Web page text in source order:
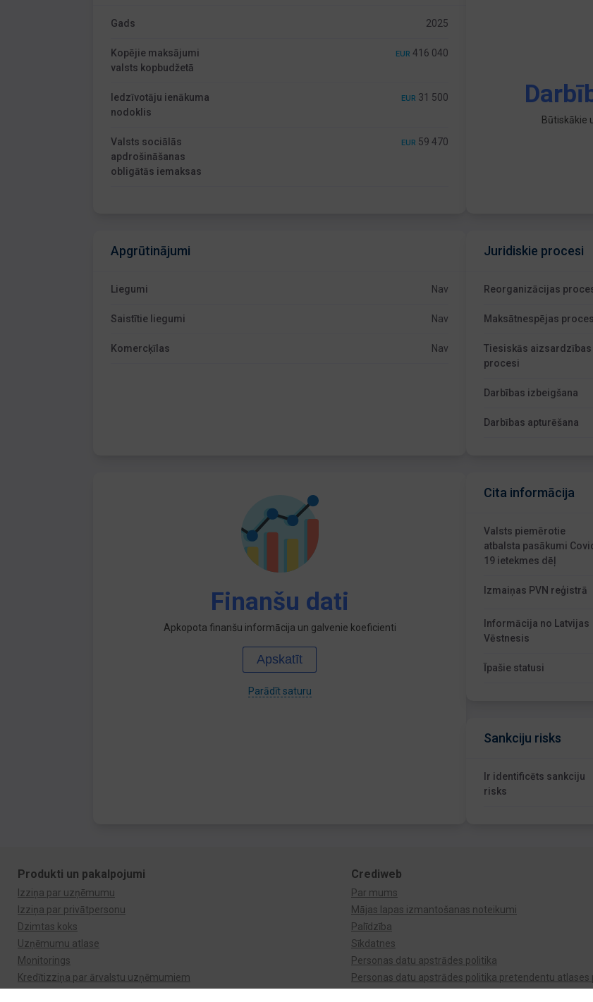
Gads 2025
Kopējie maksājumi
valsts kopbudžetā
EUR 416 040
Iedzīvotāju ienākuma
nodoklis
EUR 31 500
Valsts sociālās
apdrošināšanas
obligātās iemaksas
EUR 59 470
Būtiskākie
Apgrūtinājumi
Liegumi Nav
Saistītie liegumi Nav
Komercķīlas Nav
Juridiskie procesi
Reorganizācijas
Maksātnespējas
Tiesiskās aizsardzības
procesi
Darbības izbeigšana
Darbības apturēšana
Finanšu dati
Apkopota finanšu informācija un galvenie koeficienti
Apskatīt
Parādīt saturu
Cita informācija
Valsts piemērotie
atbalsta pasākumi
19 ietekmes dēļ
Izmaiņas PVN reģistrā
Informācija no Latvijas
Vēstnesis
Īpašie statusi
Sankciju risks
Ir identificēts sankciju
risks
Produkti un pakalpojumi
Izziņa par uzņēmumu
Izziņa par privātpersonu
Dzimtas koks
Uzņēmumu atlase
Monitorings
Kredītizziņa par ārvalstu uzņēmumiem
Crediweb
Par mums
Mājas lapas izmantošanas noteikumi
Palīdzība
Sīkdatnes
Personas datu apstrādes politika
Personas datu apstrādes politika pretendentu atlases